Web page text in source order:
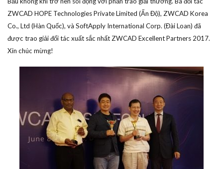
ZWCAD HOPE Technologies Private Limited (Ấn Độ), ZWCAD Korea
Co., Ltd (Hàn Quốc), và SoftApply International Corp. (Đài Loan) đã
được trao giải đối tác xuất sắc nhất ZWCAD Excellent Partners 2017.
Xin chúc mừng!